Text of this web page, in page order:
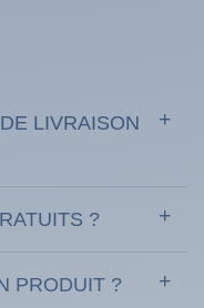
LIVRAISON
?
PRODUIT ?